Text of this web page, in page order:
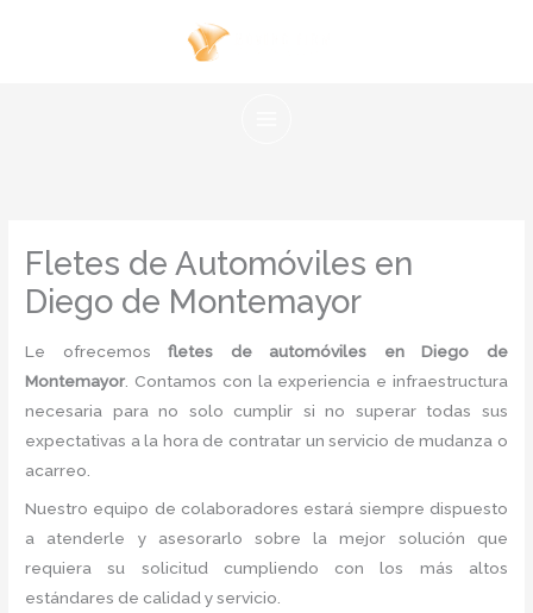
Fletes de Automóviles en
Diego de Montemayor
Le ofrecemos fletes de automóviles en Diego de
Montemayor . Contamos con la experiencia e infraestructura
necesaria para no solo cumplir si no superar todas sus
expectativas a la hora de contratar un servicio de mudanza o
acarreo.
Nuestro equipo de colaboradores estará siempre dispuesto
a atenderle y asesorarlo sobre la mejor solución que
requiera su solicitud cumpliendo con los más altos
estándares de calidad y servicio.